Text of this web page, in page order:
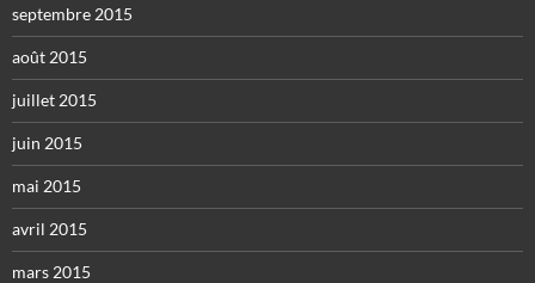
septembre 2015
août 2015
juillet 2015
juin 2015
mai 2015
avril 2015
mars 2015